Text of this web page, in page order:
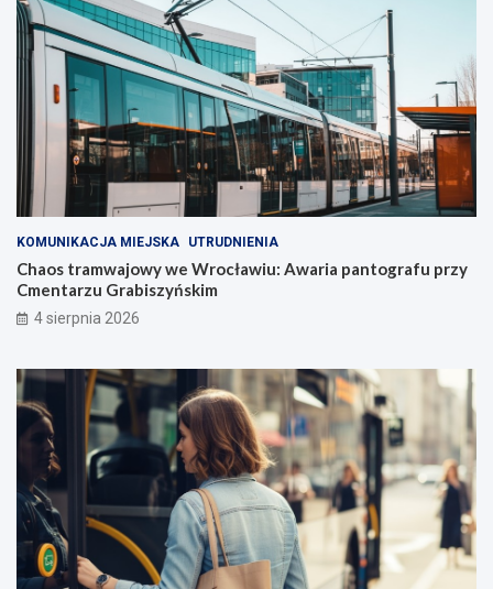
KOMUNIKACJA MIEJSKA UTRUDNIENIA
Chaos tramwajowy we Wrocławiu: Awaria pantografu przy
Cmentarzu Grabiszyńskim
4 sierpnia 2026